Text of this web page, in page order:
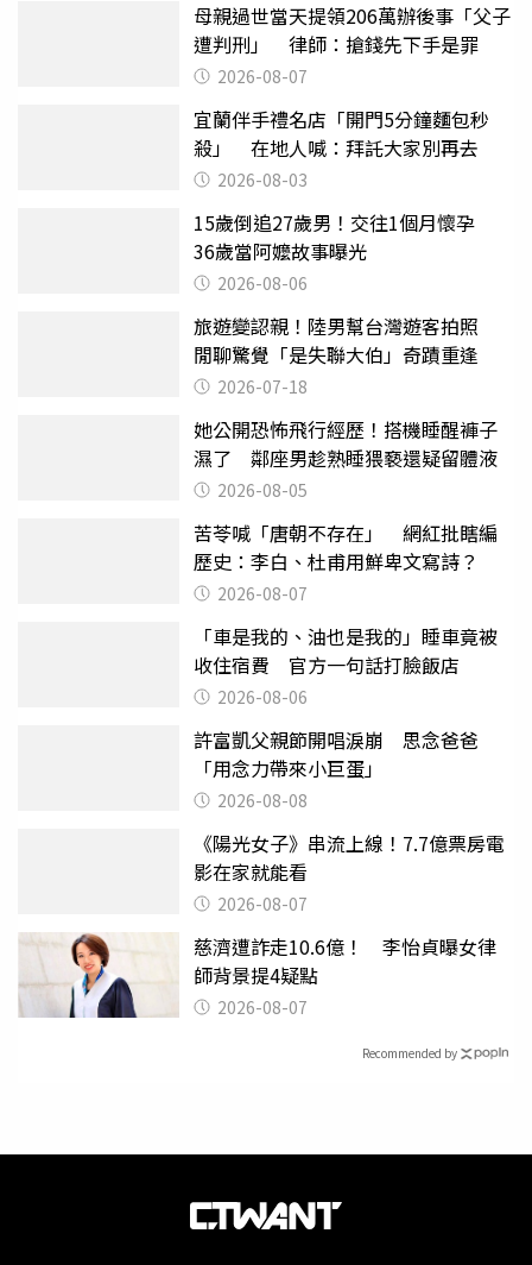
母親過世當天提領206萬辦後事「父子
遭判刑」 律師：搶錢先下手是罪
2026-08-07
宜蘭伴手禮名店「開門5分鐘麵包秒
殺」 在地人喊：拜託大家別再去
2026-08-03
15歲倒追27歲男！交往1個月懷孕
36歲當阿嬤故事曝光
2026-08-06
旅遊變認親！陸男幫台灣遊客拍照
閒聊驚覺「是失聯大伯」奇蹟重逢
2026-07-18
她公開恐怖飛行經歷！搭機睡醒褲子
濕了 鄰座男趁熟睡猥褻還疑留體液
2026-08-05
苦苓喊「唐朝不存在」 網紅批瞎編
歷史：李白、杜甫用鮮卑文寫詩？
2026-08-07
「車是我的、油也是我的」睡車竟被
收住宿費 官方一句話打臉飯店
2026-08-06
許富凱父親節開唱淚崩 思念爸爸
「用念力帶來小巨蛋」
2026-08-08
《陽光女子》串流上線！7.7億票房電
影在家就能看
2026-08-07
慈濟遭詐走10.6億！ 李怡貞曝女律
師背景提4疑點
2026-08-07
Recommended by